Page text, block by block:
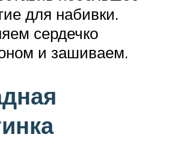
для набивки.
сердечко
и зашиваем.